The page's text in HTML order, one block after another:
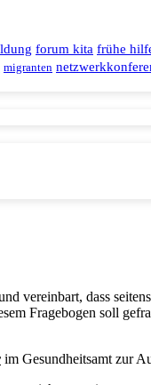
forum kita frühe
migranten
vereinbart, dass
Fragebogen soll
im Gesundheitsamt zur